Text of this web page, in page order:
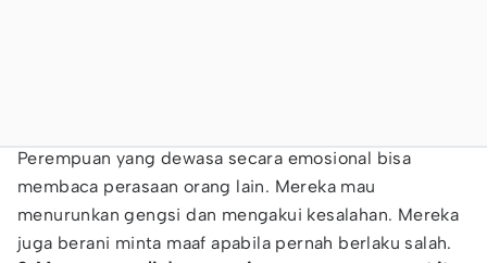
Perempuan yang dewasa secara emosional bisa
membaca perasaan orang lain. Mereka mau
menurunkan gengsi dan mengakui kesalahan. Mereka
juga berani minta maaf apabila pernah berlaku salah.